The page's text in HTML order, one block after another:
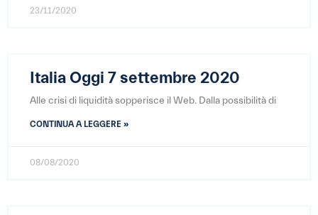
23/11/2020
Italia Oggi 7 settembre 2020
Alle crisi di liquidità sopperisce il Web. Dalla possibilità di
CONTINUA A LEGGERE »
08/08/2020